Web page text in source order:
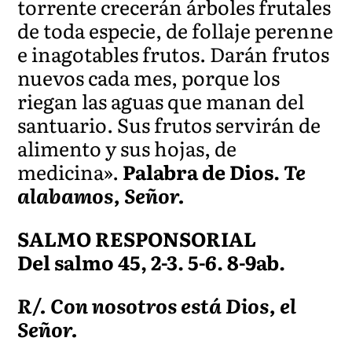
torrente crecerán árboles frutales
de toda especie, de follaje perenne
e inagotables frutos. Darán frutos
nuevos cada mes, porque los
riegan las aguas que manan del
santuario. Sus frutos servirán de
alimento y sus hojas, de
medicina». Palabra de Dios.Te
alabamos, Señor.
SALMO RESPONSORIAL
Del salmo 45, 2-3. 5-6. 8-9ab.
R/. Con nosotros está Dios, el
Señor.